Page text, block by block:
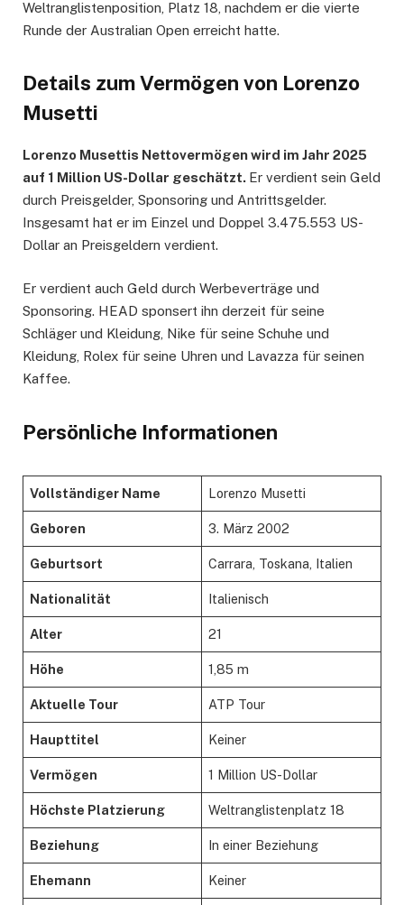
Weltranglistenposition, Platz 18, nachdem er die vierte
Runde der Australian Open erreicht hatte.
Details zum Vermögen von Lorenzo
Musetti
Lorenzo Musettis Nettovermögen wird im Jahr 2025
auf 1 Million US-Dollar geschätzt. Er verdient sein Geld
durch Preisgelder, Sponsoring und Antrittsgelder.
Insgesamt hat er im Einzel und Doppel 3.475.553 US-
Dollar an Preisgeldern verdient.
Er verdient auch Geld durch Werbeverträge und
Sponsoring. HEAD sponsert ihn derzeit für seine
Schläger und Kleidung, Nike für seine Schuhe und
Kleidung, Rolex für seine Uhren und Lavazza für seinen
Kaffee.
Persönliche Informationen
Vollständiger Name Lorenzo Musetti
Geboren 3. März 2002
Geburtsort Carrara, Toskana, Italien
Nationalität Italienisch
Alter 21
Höhe 1,85 m
Aktuelle Tour ATP Tour
Haupttitel Keiner
Vermögen 1 Million US-Dollar
Höchste Platzierung Weltranglistenplatz 18
Beziehung In einer Beziehung
Ehemann Keiner